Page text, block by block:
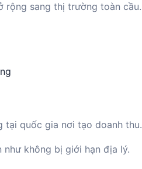
rộng sang thị trường toàn cầu.
tại quốc gia nơi tạo doanh thu.
như không bị giới hạn địa lý.